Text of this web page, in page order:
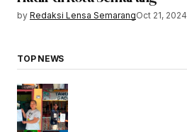
by Redaksi Lensa SemarangOct 21, 2024
TOP NEWS